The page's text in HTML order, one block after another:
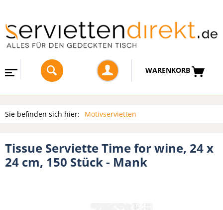
WARENKORB
Sie befinden sich hier: Motivservietten
Tissue Serviette Time for wine, 24 x
24 cm, 150 Stück - Mank